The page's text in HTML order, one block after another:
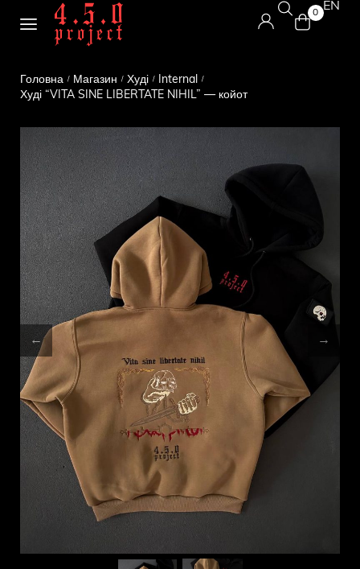
0 EN
Головна / Магазин / Худі / Internal /
Худі “VITA SINE LIBERTATE NIHIL” — койот